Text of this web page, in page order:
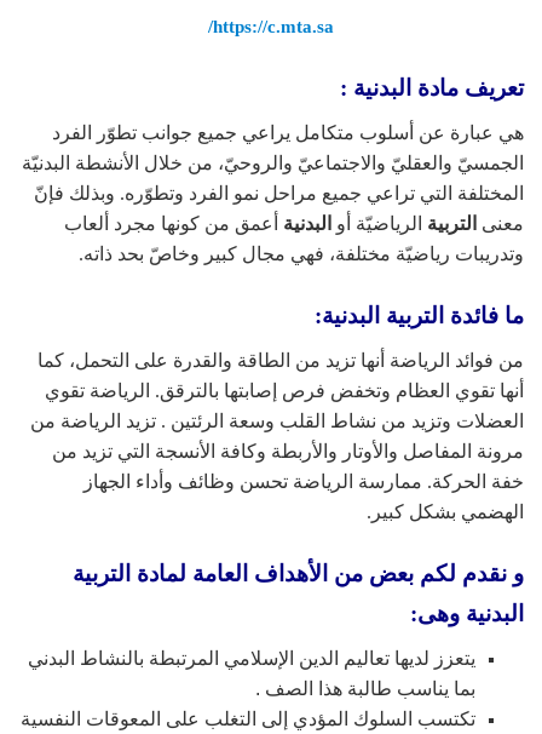
https://c.mta.sa/
تعريف مادة البدنية :
هي عبارة عن أسلوب متكامل يراعي جميع جوانب تطوّر الفرد
الجمسيّ والعقليّ والاجتماعيّ والروحيّ، من خلال الأنشطة البدنيّة
المختلفة التي تراعي جميع مراحل نمو الفرد وتطوّره. وبذلك فإنّ
معنى التربية الرياضيّة أو البدنية أعمق من كونها مجرد ألعاب
وتدريبات رياضيّة مختلفة، فهي مجال كبير وخاصّ بحد ذاته.
ما فائدة التربية البدنية:
من فوائد الرياضة أنها تزيد من الطاقة والقدرة على التحمل، كما
أنها تقوي العظام وتخفض فرص إصابتها بالترقق. الرياضة تقوي
العضلات وتزيد من نشاط القلب وسعة الرئتين . تزيد الرياضة من
مرونة المفاصل والأوتار والأربطة وكافة الأنسجة التي تزيد من
خفة الحركة. ممارسة الرياضة تحسن وظائف وأداء الجهاز
الهضمي بشكل كبير.
و نقدم لكم بعض من الأهداف العامة لمادة التربية
البدنية وهى:
يتعزز لديها تعاليم الدين الإسلامي المرتبطة بالنشاط البدني
بما يناسب طالبة هذا الصف .
تكتسب السلوك المؤدي إلى التغلب على المعوقات النفسية